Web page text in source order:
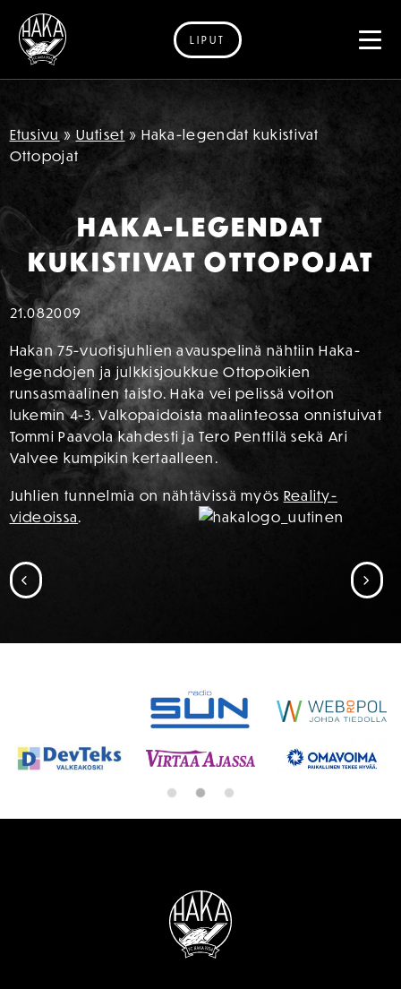
Siirry sisältöön
LIPUT
Etusivu » Uutiset » Haka-legendat kukistivat
Ottopojat
HAKA-LEGENDAT
KUKISTIVAT OTTOPOJAT
21.082009
Hakan 75-vuotisjuhlien avauspelinä nähtiin Haka-
legendojen ja julkkisjoukkue Ottopoikien
runsasmaalinen taisto. Haka vei pelissä voiton
lukemin 4-3. Valkopaidoista maalinteossa onnistuivat
Tommi Paavola kahdesti ja Tero Penttilä sekä Ari
Valvee kumpikin kertaalleen.
Juhlien tunnelmia on nähtävissä myös Reality-
videoissa.
SIIRRY EDELLISEEN